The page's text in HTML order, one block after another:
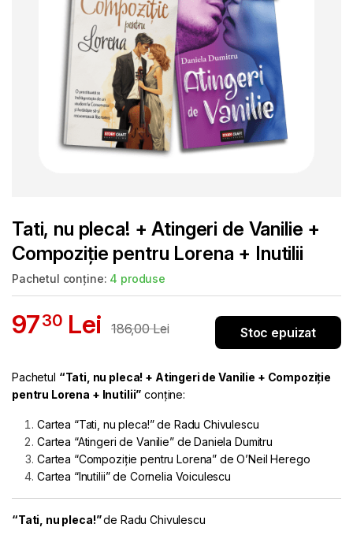
Tati, nu pleca! + Atingeri de Vanilie +
Compoziție pentru Lorena + Inutilii
Pachetul conține: 4 produse
9730 Lei 18600Lei Stoc epuizat
Pachetul “Tati, nu pleca! + Atingeri de Vanilie + Compoziție
pentru Lorena + Inutilii” conține:
Cartea “Tati, nu pleca!” de Radu Chivulescu
Cartea “Atingeri de Vanilie” de Daniela Dumitru
Cartea “Compoziție pentru Lorena” de O’Neil Herego
Cartea “Inutilii” de Cornelia Voiculescu
“Tati, nu pleca!”de Radu Chivulescu